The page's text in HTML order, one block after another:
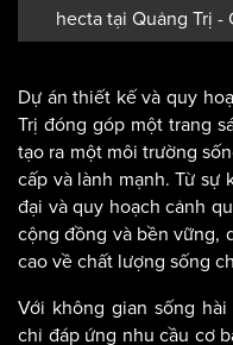
hecta tại Quảng Trị
Dự án thiết kế và quy
Trị đóng góp một trang
tạo ra một môi trường
cấp và lành mạnh. Từ
đại và quy hoạch cảnh
cộng đồng và bền vững,
cao về chất lượng sống
Với không gian sống
chỉ đáp ứng nhu cầu cơ